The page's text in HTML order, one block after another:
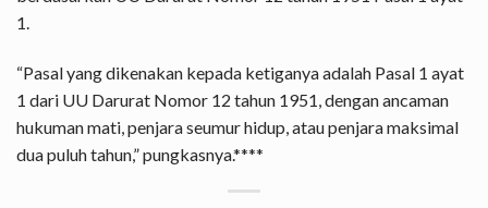
1.
“Pasal yang dikenakan kepada ketiganya adalah Pasal 1 ayat
1 dari UU Darurat Nomor 12 tahun 1951, dengan ancaman
hukuman mati, penjara seumur hidup, atau penjara maksimal
dua puluh tahun,” pungkasnya.****